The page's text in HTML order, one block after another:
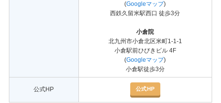
(Googleマップ)
西鉄久留米駅西口 徒歩3分
小倉院
北九州市小倉北区米町1-1-1
小倉駅前ひびきビル 4F
(Googleマップ)
小倉駅徒歩3分
公式HP 公式HP